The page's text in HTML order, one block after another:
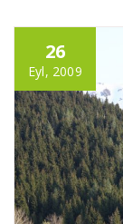
26
Eyl, 2009